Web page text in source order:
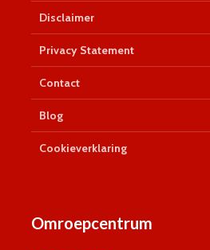
Disclaimer
Privacy Statement
Contact
Blog
Cookieverklaring
Omroepcentrum